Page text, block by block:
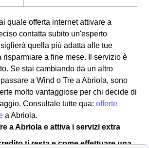
quale offerta internet attivare a
contatta subito un'esperto
quella più adatta alle tue
risparmiare a fine mese. Il servizio è
Se stai cambiando da un altro
a Wind o Tre a Abriola, sono
molto vantaggiose per chi decide di
Consultale tutte qua: offerte
a Abriola.
a Abriola e attiva i servizi extra
ti resta e come effettuare una